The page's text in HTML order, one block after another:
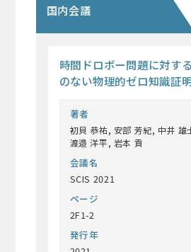
国内会議
時間ドロボー問題に対す
のない物理的ゼロ知識証
著者
初貝 恭祐, 安部 芳紀, 中井 雄
渡邉 洋平, 岩本 貢
会議名
SCIS 2021
ページ
2F1-2
発行年